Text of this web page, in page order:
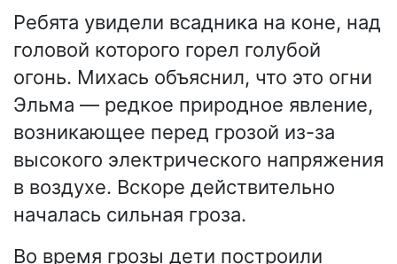
Ребята увидели всадника на коне, над
головой которого горел голубой
огонь. Михась объяснил, что это огни
Эльма — редкое природное явление,
возникающее перед грозой из-за
высокого электрического напряжения
в воздухе. Вскоре действительно
началась сильная гроза.
Во время грозы дети построили